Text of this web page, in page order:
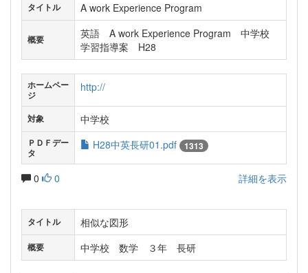
タイトル A work Experience Program
概要
英語 A work Experience Program 中学校
学習指導案 H28
ホームペー
ジ
http://
対象 中学校
ＰＤＦデー
タ
H28中英長研01.pdf 1313
0 0 詳細を表示
タイトル 相似な図形
概要 中学校 数学 ３年 長研